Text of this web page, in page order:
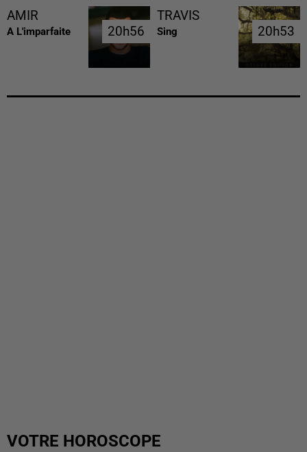
AMIR
A L'imparfaite 20h56
20h56
TRAVIS
Sing 20h53
20h53
VOTRE HOROSCOPE